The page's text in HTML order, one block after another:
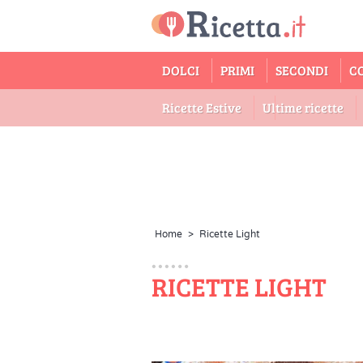
DOLCI PRIMI SECONDI
Ricette Estive Ultime ricette
Home > Ricette Light
RICETTE LIGHT